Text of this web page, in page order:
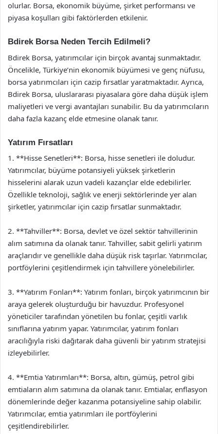
olurlar. Borsa, ekonomik büyüme, şirket performansı ve
piyasa koşulları gibi faktörlerden etkilenir.
Bdirek Borsa Neden Tercih Edilmeli?
Bdirek Borsa, yatırımcılar için birçok avantaj sunmaktadır.
Öncelikle, Türkiye’nin ekonomik büyümesi ve genç nüfusu,
borsa yatırımcıları için cazip fırsatlar yaratmaktadır. Ayrıca,
Bdirek Borsa, uluslararası piyasalara göre daha düşük işlem
maliyetleri ve vergi avantajları sunabilir. Bu da yatırımcıların
daha fazla kazanç elde etmesine olanak tanır.
Yatırım Fırsatları
1. **Hisse Senetleri**: Borsa, hisse senetleri ile doludur.
Yatırımcılar, büyüme potansiyeli yüksek şirketlerin
hisselerini alarak uzun vadeli kazançlar elde edebilirler.
Özellikle teknoloji, sağlık ve enerji sektörlerinde yer alan
şirketler, yatırımcılar için cazip fırsatlar sunmaktadır.
2. **Tahviller**: Borsa, devlet ve özel sektör tahvillerinin
alım satımına da olanak tanır. Tahviller, sabit gelirli yatırım
araçlarıdır ve genellikle daha düşük risk taşırlar. Yatırımcılar,
portföylerini çeşitlendirmek için tahvillere yönelebilirler.
3. **Yatırım Fonları**: Yatırım fonları, birçok yatırımcının bir
araya gelerek oluşturduğu bir havuzdur. Profesyonel
yöneticiler tarafından yönetilen bu fonlar, çeşitli varlık
sınıflarına yatırım yapar. Yatırımcılar, yatırım fonları
aracılığıyla riski dağıtarak daha güvenli bir yatırım stratejisi
izleyebilirler.
4. **Emtia Yatırımları**: Borsa, altın, gümüş, petrol gibi
emtiaların alım satımına da olanak tanır. Emtialar, enflasyon
dönemlerinde değer kazanma potansiyeline sahip olabilir.
Yatırımcılar, emtia yatırımları ile portföylerini
çeşitlendirebilirler.